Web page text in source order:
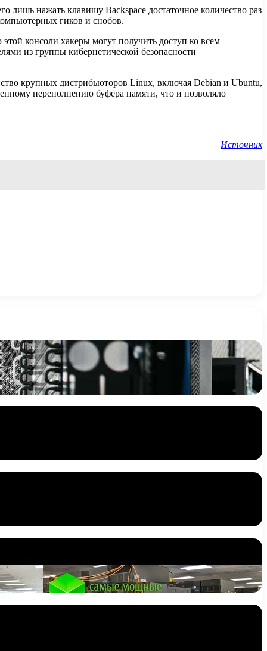
лишь нажать клавишу Backspace достаточное количество раз
гиков и снобов.
консоли хакеры могут получить доступ ко всем
из группы кибернетической безопасности
крупных дистрибьюторов Linux, включая Debian и Ubuntu,
переполнению буфера памяти, что и позволяло
Источник